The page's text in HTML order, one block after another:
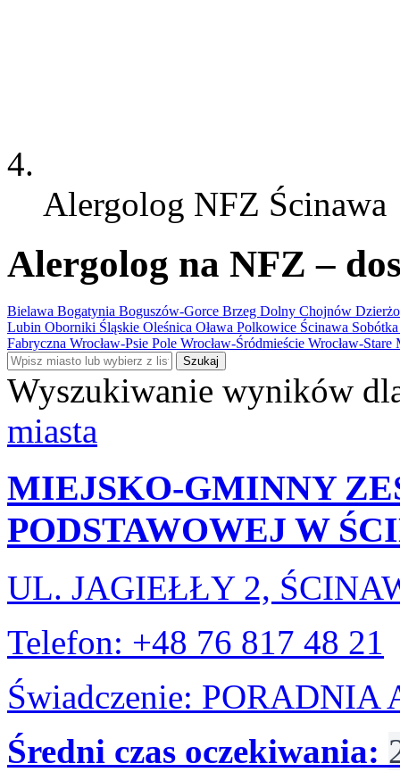
Alergolog NFZ Ścinawa
Alergolog na NFZ –
Bielawa Bogatynia Boguszów-Gorce Brzeg Dolny Chojnów
Lubin Oborniki Śląskie Oleśnica Oława Polkowice Ścinawa
Fabryczna Wrocław-Psie Pole Wrocław-Śródmieście Wrocław-Stare
Szukaj
Wyszukiwanie wyników
miasta
MIEJSKO-GMINNY
PODSTAWOWEJ W
UL. JAGIEŁŁY 2,
Telefon: +48 76 817 48 21
Świadczenie:
Średni czas oczekiwania: